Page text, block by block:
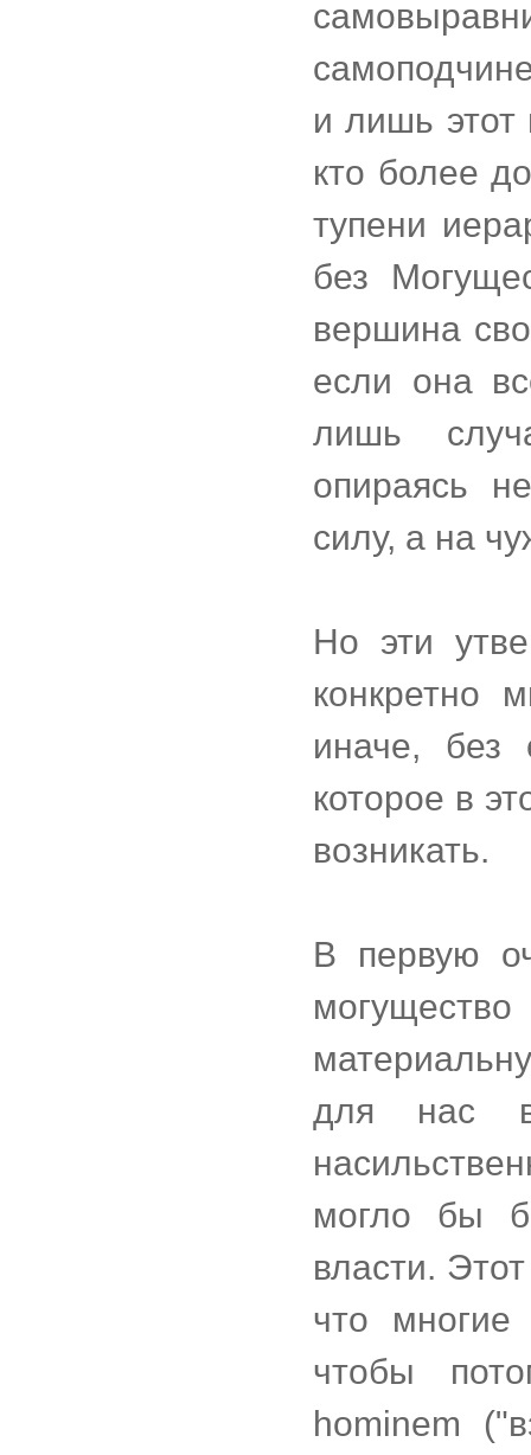
и лишь этот
кто более
тупени
без
вершина
если она
лишь
опираясь
силу, а на
Но эти
конкретно
иначе, без
которое в
возникать.
В первую
для нас
могло бы
власти.
что
чтобы
hominem